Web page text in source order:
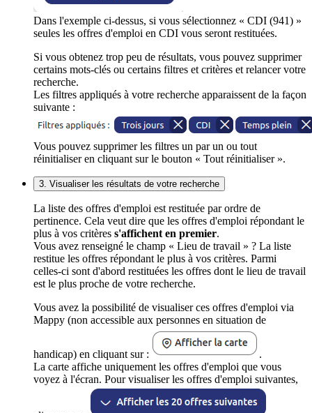
Dans l'exemple ci-dessus, si vous sélectionnez « CDI (941) »
seules les offres d'emploi en CDI vous seront restituées.
Si vous obtenez trop peu de résultats, vous pouvez supprimer
certains mots-clés ou certains filtres et critères et relancer votre
recherche.
Les filtres appliqués à votre recherche apparaissent de la façon
suivante :
Vous pouvez supprimer les filtres un par un ou tout
réinitialiser en cliquant sur le bouton « Tout réinitialiser ».
3. Visualiser les résultats de votre recherche
La liste des offres d'emploi est restituée par ordre de
pertinence. Cela veut dire que les offres d'emploi répondant le
plus à vos critères s'affichent en premier.
Vous avez renseigné le champ « Lieu de travail » ? La liste
restitue les offres répondant le plus à vos critères. Parmi
celles-ci sont d'abord restituées les offres dont le lieu de travail
est le plus proche de votre recherche.
Vous avez la possibilité de visualiser ces offres d'emploi via
Mappy (non accessible aux personnes en situation de
handicap) en cliquant sur :
.
La carte affiche uniquement les offres d'emploi que vous
voyez à l'écran. Pour visualiser les offres d'emploi suivantes,